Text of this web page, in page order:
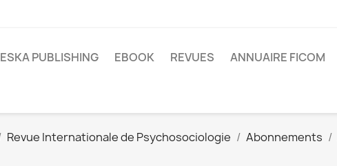
ESKA PUBLISHING EBOOK REVUES ANNUAIRE FICOM
Revue Internationale de Psychosociologie Abonnements